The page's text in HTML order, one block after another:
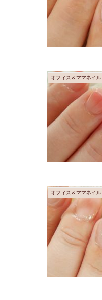
オフィス＆ママネイル
オフィス＆ママネイル